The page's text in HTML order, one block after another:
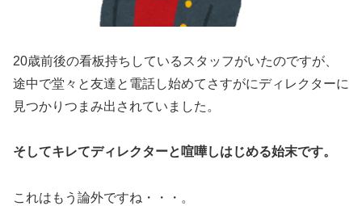
20歳前後の看板持ちしているスタッフがいたのですが、
途中で堂々と友達と電話し始めてさすがにディレクターに
見つかりつまみ出されていました。
そしてキレてディレクターと喧嘩しはじめる始末です。
これはもう論外ですね・・・。